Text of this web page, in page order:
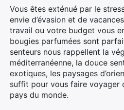
Vous êtes exténué par le
envie d’évasion et de
travail ou votre budget vous
bougies parfumées sont
senteurs nous rappellent la
méditerranéenne, la douce
exotiques, les paysages
suffit pour vous faire voyager
pays du monde.
Rechercher
: